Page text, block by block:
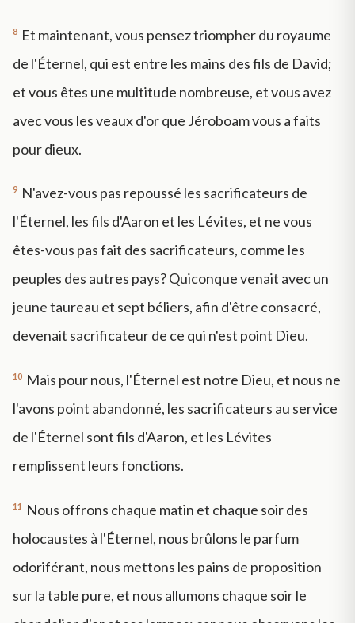
8 Et maintenant, vous pensez triompher du royaume
de l'Éternel, qui est entre les mains des fils de David;
et vous êtes une multitude nombreuse, et vous avez
avec vous les veaux d'or que Jéroboam vous a faits
pour dieux.
9 N'avez-vous pas repoussé les sacrificateurs de
l'Éternel, les fils d'Aaron et les Lévites, et ne vous
êtes-vous pas fait des sacrificateurs, comme les
peuples des autres pays? Quiconque venait avec un
jeune taureau et sept béliers, afin d'être consacré,
devenait sacrificateur de ce qui n'est point Dieu.
10 Mais pour nous, l'Éternel est notre Dieu, et nous ne
l'avons point abandonné, les sacrificateurs au service
de l'Éternel sont fils d'Aaron, et les Lévites
remplissent leurs fonctions.
11
Nous offrons chaque matin et chaque soir des
holocaustes à l'Éternel, nous brûlons le parfum
odoriférant, nous mettons les pains de proposition
sur la table pure, et nous allumons chaque soir le